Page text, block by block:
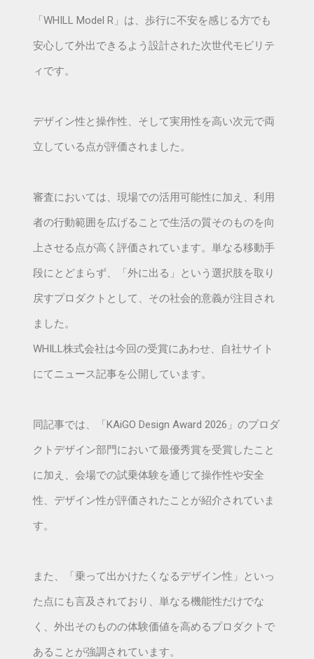
「WHILL Model R」は、歩行に不安を感じる方でも
安心して外出できるよう設計された次世代モビリテ
ィです。
デザイン性と操作性、そして実用性を高い次元で両
立している点が評価されました。
審査においては、現場での活用可能性に加え、利用
者の行動範囲を広げることで生活の質そのものを向
上させる点が高く評価されています。単なる移動手
段にとどまらず、「外に出る」という選択肢を取り
戻すプロダクトとして、その社会的意義が注目され
ました。
WHILL株式会社は今回の受賞にあわせ、自社サイト
にてニュース記事を公開しています。
同記事では、「KAiGO Design Award 2026」のプロダ
クトデザイン部門において最優秀賞を受賞したこと
に加え、会場での試乗体験を通じて操作性や安全
性、デザイン性が評価されたことが紹介されていま
す。
また、「乗って出かけたくなるデザイン性」といっ
た点にも言及されており、単なる機能性だけでな
く、外出そのものの体験価値を高めるプロダクトで
あることが強調されています。